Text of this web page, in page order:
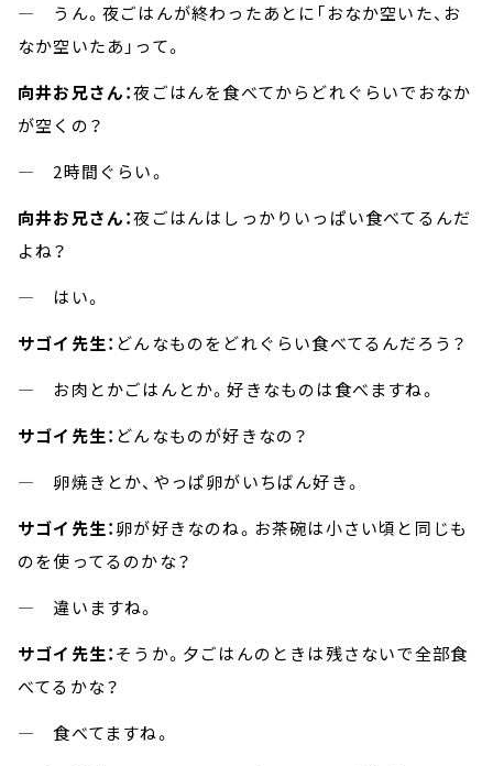
― うん。夜ごはんが終わったあとに「おなか空いた、お
なか空いたあ」って。
向井お兄さん：夜ごはんを食べてからどれぐらいでおなか
が空くの？
― 2時間ぐらい。
向井お兄さん：夜ごはんはしっかりいっぱい食べてるんだ
よね？
― はい。
サゴイ先生： どんなものをどれぐらい食べてるんだろう？
― お肉とかごはんとか。好きなものは食べますね。
サゴイ先生： どんなものが好きなの？
― 卵焼きとか、やっぱ卵がいちばん好き。
サゴイ先生：卵が好きなのね。お茶碗は小さい頃と同じも
のを使ってるのかな？
― 違いますね。
サゴイ先生：そうか。夕ごはんのときは残さないで全部食
べてるかな？
― 食べてますね。